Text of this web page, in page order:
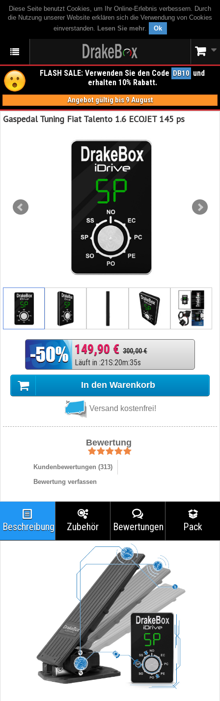
Diese Seite benutzt Cookies, um Ihr Online-Erlebnis verbessern. Durch
die Nutzung unserer Website erklären sich die Verwendung von Cookies
einverstanden. Lesen Sie mehr. Ok
FLASH SALE: Verwenden Sie den Code DB10 und
erhalten 10% Rabatt.
Angebot gültig bis 9 August
Gaspedal Tuning Fiat Talento 1.6 ECOJET 145 ps
149,90 € 300,00 €
Läuft in :21S:20m:34s
In den Warenkorb
Versand kostenfrei!
Bewertung
Kundenbewertungen (313)
Bewertung verfassen
Beschreibung Zubehör Bewertungen Pack